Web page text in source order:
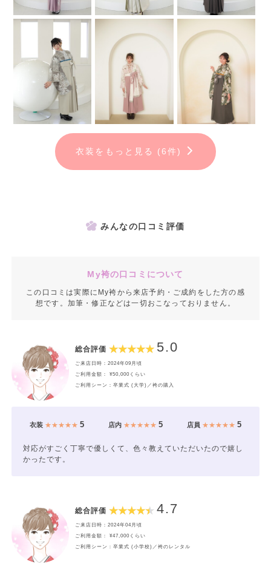
衣装をもっと見る (6件)
みんなの口コミ評価
My袴の口コミについて
この口コミは実際にMy袴から来店予約・ご成約をした方の感
想です。加筆・修正などは一切おこなっておりません。
総合評価 5.0
ご来店日時：2024年09月頃
ご利用金額： ¥50,000くらい
ご利用シーン：卒業式 (大学)／袴の購入
衣装★★★★★ 5 店内★★★★★ 5 店員 ★★★★★5
対応がすごく丁寧で優しくて、色々教えていただいたので嬉し
かったです。
総合評価 4.7
ご来店日時：2024年04月頃
ご利用金額： ¥47,000くらい
ご利用シーン：卒業式 (小学校)／袴のレンタル